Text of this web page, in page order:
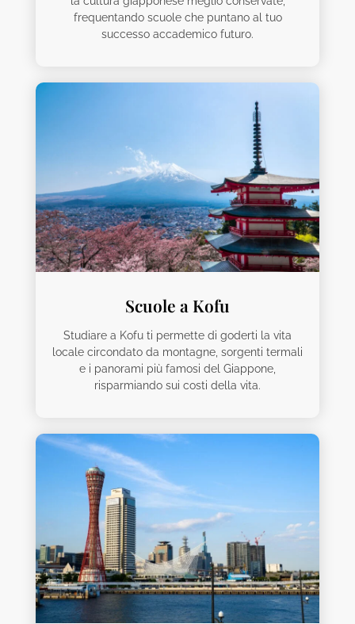
frequentando scuole che puntano al tuo
successo accademico futuro.
Scuole a Kofu
Studiare a Kofu ti permette di goderti la vita
locale circondato da montagne, sorgenti termali
e i panorami più famosi del Giappone,
risparmiando sui costi della vita.